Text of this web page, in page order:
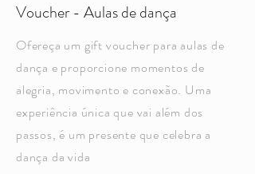
Voucher - Aulas de dança
Ofereça um gift voucher para aulas de
dança e proporcione momentos de
alegria, movimento e conexão. Uma
experiência única que vai além dos
passos, é um presente que celebra a
dança da vida